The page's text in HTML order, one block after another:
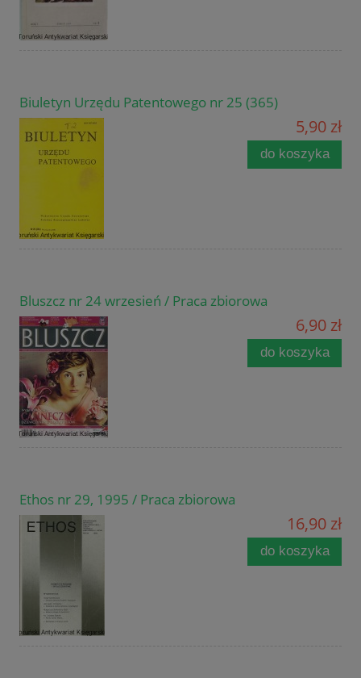
Biuletyn Urzędu Patentowego nr 25 (365)
5,90 zł
do koszyka
Bluszcz nr 24 wrzesień / Praca zbiorowa
6,90 zł
do koszyka
Ethos nr 29, 1995 / Praca zbiorowa
16,90 zł
do koszyka